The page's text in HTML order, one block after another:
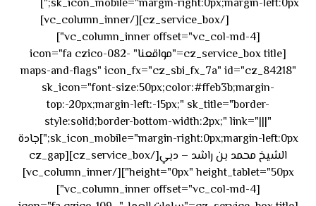
sk_icon_mobile="margin-right:0px;margin-left:0px;"]
[/cz_service_box][/vc_column_inner]
[vc_column_inner offset="vc_col-md-4"]
[cz_service_box title="مواقعنا" icon="fa czico-082-
maps-and-flags" icon_fx="cz_sbi_fx_7a" id="cz_84218"
sk_icon="font-size:50px;color:#ffeb3b;margin-
top:-20px;margin-left:-15px;" sk_title="border-
style:solid;border-bottom-width:2px;" link="|||"
sk_icon_mobile="margin-right:0px;margin-left:0px;"]جادة
الشيخ محمد بن راشد – دبي[/cz_service_box][cz_gap
height="0px" height_tablet="50px"][/vc_column_inner]
[vc_column_inner offset="vc_col-md-4"]